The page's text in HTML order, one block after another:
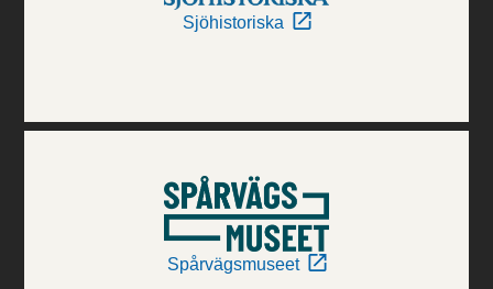
Sjöhistoriska
Spårvägsmuseet